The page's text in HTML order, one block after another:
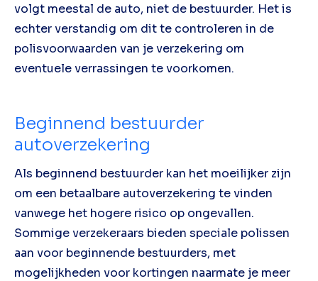
volgt meestal de auto, niet de bestuurder. Het is
echter verstandig om dit te controleren in de
polisvoorwaarden van je verzekering om
eventuele verrassingen te voorkomen.
Beginnend bestuurder
autoverzekering
Als beginnend bestuurder kan het moeilijker zijn
om een betaalbare autoverzekering te vinden
vanwege het hogere risico op ongevallen.
Sommige verzekeraars bieden speciale polissen
aan voor beginnende bestuurders, met
mogelijkheden voor kortingen naarmate je meer